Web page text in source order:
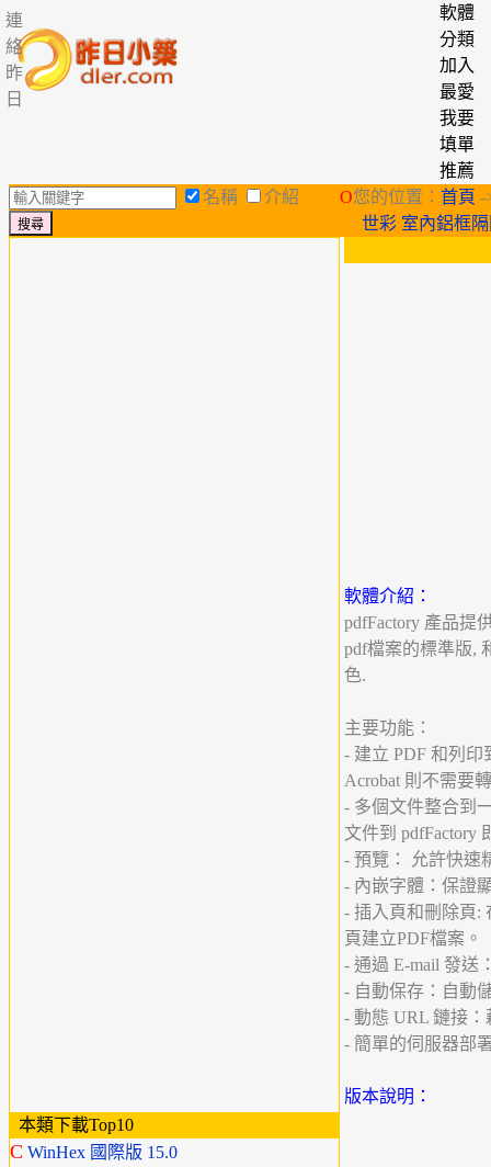
連
絡
昨
日
軟體
分類
加入
最愛
我要
填單
推薦
名稱
介紹 O您的位置： 首頁 -
世彩 室內鋁框
本類下載Top10
C WinHex 國際版 15.0
軟體介紹：
pdfFactory 產品提
pdf檔案的標準版,
色.
主要功能：
- 建立 PDF 和列印
Acrobat 則不需要
- 多個文件整合到
文件到 pdfFactory
- 預覽： 允許快速
- 內嵌字體：保證
- 插入頁和刪除頁:
頁建立PDF檔案。
- 通過 E-mail 發送
- 自動保存：自動
- 動態 URL 鏈接
- 簡單的伺服器部
版本說明：